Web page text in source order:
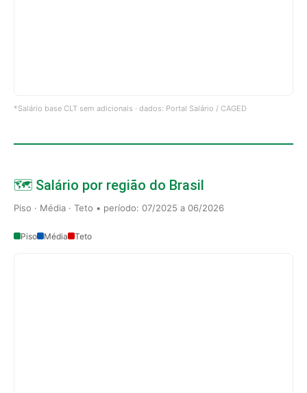
*Salário base CLT sem adicionais · dados: Portal Salário / CAGED
🗺️ Salário por região do Brasil
Piso · Média · Teto • período: 07/2025 a 06/2026
Piso Média Teto